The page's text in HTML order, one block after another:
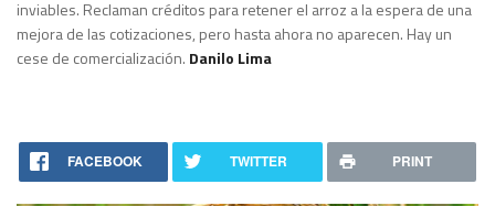
inviables. Reclaman créditos para retener el arroz a la espera de una
mejora de las cotizaciones, pero hasta ahora no aparecen. Hay un
cese de comercialización. Danilo Lima
FACEBOOK TWITTER PRINT